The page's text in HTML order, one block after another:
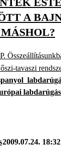
A
tavaszi
labdarúgás
2009.07.24. 18:32